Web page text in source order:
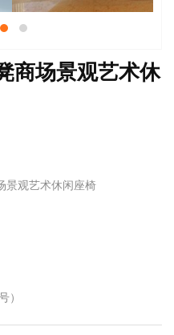
商场景观艺术休
景观艺术休闲座椅
）